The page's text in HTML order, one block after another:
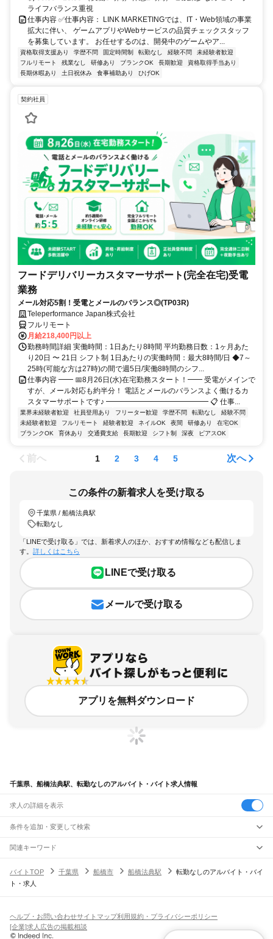
ライフバランス重視
仕事内容 ✅仕事内容： LINK MARKETINGでは、IT・Web領域の事業
拡大に伴い、 ゲームアプリやWebサービスの品質チェックスタッフ
を募集しています。 お任せするのは、開発中のゲームやア...
資格取得支援あり 学歴不問 固定時間制 転勤なし 経験不問
未経験者歓迎
フルリモート
残業なし 研修あり ブランクOK 長期歓迎
資格取得手当あり
長期休暇あり
土日祝休み 食事補助あり ひげOK
契約社員
フードデリバリーカスタマーサポート(完全在宅)受電
業務
メール対応5割！受電とメールのバランス◎(TP03R)
Teleperformance Japan株式会社
フルリモート
月給218,400円以上
勤務時間詳細 実働時間：1日あたり8時間 平均勤務日数：1ヶ月あた
り20日 〜 21日 シフト制 1日あたりの実働時間：最大8時間/日 ◆7～
25時(可能な方は27時)の間で週5日/実働8時間のシフ...
仕事内容 ━━ 📅8月26日(水)在宅勤務スタート！━━ 受電がメインで
すが、メール対応も約半分！ 電話とメールのバランスよく働けるカ
スタマーサポートです♪ ━━━━━━━━━━━━━━ 📋 仕事...
業界未経験者歓迎 社員登用あり フリーター歓迎 学歴不問 転勤なし
経験不問
未経験者歓迎
フルリモート 経験者歓迎 ネイルOK 夜間 研修あり
在宅OK
ブランクOK
育休あり 交通費支給 長期歓迎 シフト制 深夜 ピアスOK
前へ 1 2 3 4 5 次へ
この条件の新着求人を受け取る
千葉県 / 船橋法典駅
転勤なし
「LINEで受け取る」では、新着求人のほか、おすすめ情報なども配信しま
す。 詳しくはこちら
LINEで受け取る
メールで受け取る
アプリを無料ダウンロード
千葉県、船橋法典駅、転勤なしのアルバイト・バイト求人情報
求人の詳細を表示
条件を追加・変更して検索
市区町村を追加・変更
千葉県すべて
千葉市
旭市習志野市柏市勝浦市市原市流山市八千代市我孫子市鴨川市鎌ケ谷市
君津市富津市浦安市 印西市白井市富里市南房総市
駅を追加・変更
JR中央・総武線
市川駅本八幡駅下総中山駅 津田沼駅幕張本郷駅幕張駅
新検見川駅
職種を追加・変更
飲食・フードサービスすべて
ホールスタッフキッチンスタッフ
パン屋（ベーカリー）
バー（BAR）・バーテンダー
人気
日払いOK高校生歓迎 髪型・髪色自由
雇用形態を追加・変更
関連キーワード
バイトTOP
千葉県 船橋市 船橋法典駅
転勤なしのアルバイト・バイ
ト・求人
ヘルプ・お問い合わせサイトマップ利用規約・プライバシーポリシー
[企業]求人広告の掲載相談